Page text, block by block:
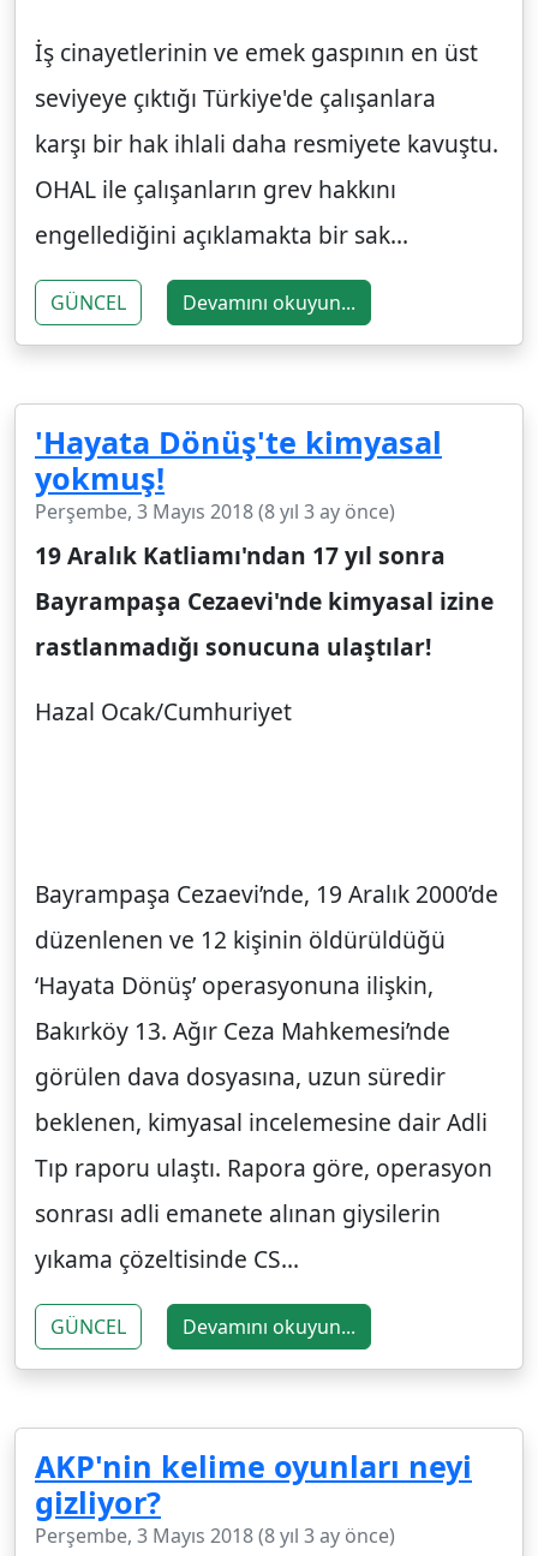
İş cinayetlerinin ve emek gaspının en üst
seviyeye çıktığı Türkiye'de çalışanlara
karşı bir hak ihlali daha resmiyete kavuştu.
OHAL ile çalışanların grev hakkını
engellediğini açıklamakta bir sak...
GÜNCEL Devamını okuyun...
'Hayata Dönüş'te kimyasal
yokmuş!
Perşembe, 3 Mayıs 2018 (8 yıl 3 ay önce)
19 Aralık Katliamı'ndan 17 yıl sonra
Bayrampaşa Cezaevi'nde kimyasal izine
rastlanmadığı sonucuna ulaştılar!
Hazal Ocak/Cumhuriyet
Bayrampaşa Cezaevi’nde, 19 Aralık 2000’de
düzenlenen ve 12 kişinin öldürüldüğü
‘Hayata Dönüş’ operasyonuna ilişkin,
Bakırköy 13. Ağır Ceza Mahkemesi’nde
görülen dava dosyasına, uzun süredir
beklenen, kimyasal incelemesine dair Adli
Tıp raporu ulaştı. Rapora göre, operasyon
sonrası adli emanete alınan giysilerin
yıkama çözeltisinde CS...
GÜNCEL Devamını okuyun...
AKP'nin kelime oyunları neyi
gizliyor?
Perşembe, 3 Mayıs 2018 (8 yıl 3 ay önce)